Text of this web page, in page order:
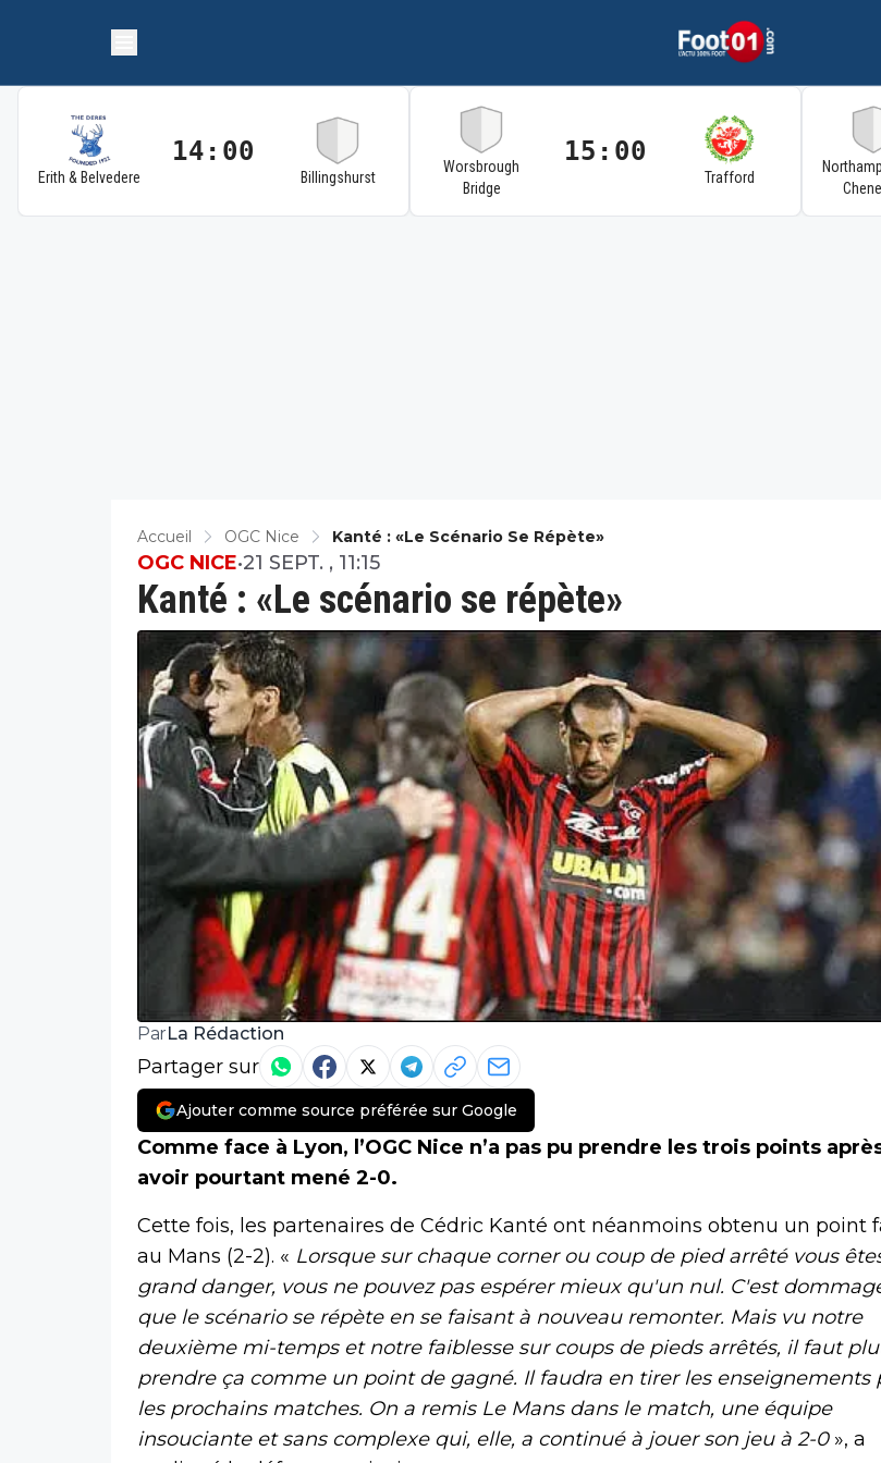
Erith & Belvedere
14:00
Billingshurst
Worsbrough
Bridge
15:00
Trafford
Accueil OGC Nice Kanté : «Le Scénario Se Répète»
Kanté : «Le scénario se répète»
OGC NICE•21 SEPT. , 11:15
ParLa Rédaction
Partager sur
Ajouter comme source préférée sur Google
Comme face à Lyon, l’OGC Nice n’a pas pu prendre les trois points
avoir pourtant mené 2-0.
Cette fois, les partenaires de Cédric Kanté ont néanmoins obtenu un point
au Mans (2-2). « Lorsque sur chaque corner ou coup de pied arrêté vous
grand danger, vous ne pouvez pas espérer mieux qu'un nul. C'est
que le scénario se répète en se faisant à nouveau remonter. Mais vu notre
deuxième mi-temps et notre faiblesse sur coups de pieds arrêtés, il faut
prendre ça comme un point de gagné. Il faudra en tirer les enseignements
les prochains matches. On a remis Le Mans dans le match, une équipe
insouciante et sans complexe qui, elle, a continué à jouer son jeu à 2-0», a